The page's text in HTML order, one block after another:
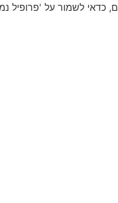
כדאי לשמור על 'פרופיל